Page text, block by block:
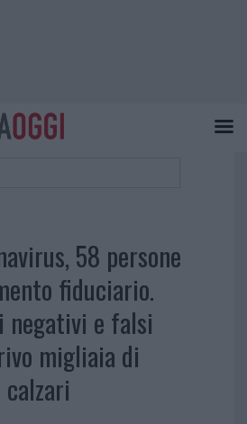
58 persone
fiduciario.
e falsi
migliaia di